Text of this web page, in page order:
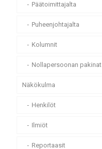
Päätoimittajalta
Puheenjohtajalta
Kolumnit
Nollapersoonan pakinat
Näkökulma
Henkilöt
Ilmiöt
Reportaasit